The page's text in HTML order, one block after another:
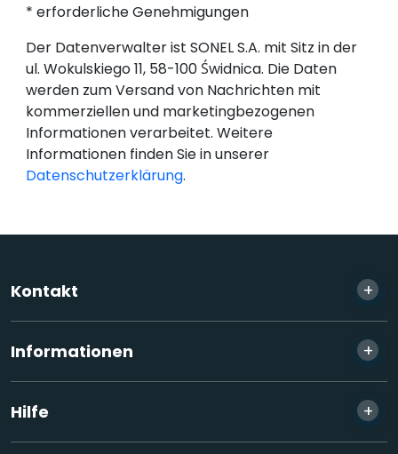
* erforderliche Genehmigungen
Der Datenverwalter ist SONEL S.A. mit Sitz in der
ul. Wokulskiego 11, 58-100 Świdnica. Die Daten
werden zum Versand von Nachrichten mit
kommerziellen und marketingbezogenen
Informationen verarbeitet. Weitere
Informationen finden Sie in unserer
Datenschutzerklärung.
Kontakt +
Informationen +
Hilfe +